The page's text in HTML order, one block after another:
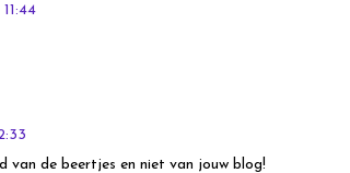
van de beertjes en niet van jouw blog!